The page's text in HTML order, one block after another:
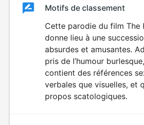
ClassementClassement
Motifs de classement
Cette parodie du film The
donne lieu à une
absurdes et amusantes.
pris de l’humour
contient des références
verbales que visuelles, et
propos scatologiques.